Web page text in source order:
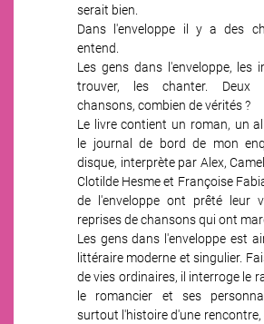
serait bien.
Dans l'enveloppe il y a des
entend.
Les gens dans l'enveloppe, les
trouver, les chanter. Deux
chansons, combien de vérités ?
Le livre contient un roman, un
le journal de bord de mon
disque, interprète par Alex,
Clotilde Hesme et Françoise
de l'enveloppe ont prêté leur
reprises de chansons qui ont
Les gens dans l'enveloppe est
littéraire moderne et singulier.
de vies ordinaires, il interroge le
le romancier et ses
surtout l'histoire d'une rencontre,